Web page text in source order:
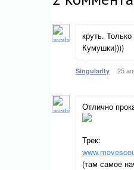
круть.
Кумушки))))
Singularity 25
Отлично
Трек:
(там самое